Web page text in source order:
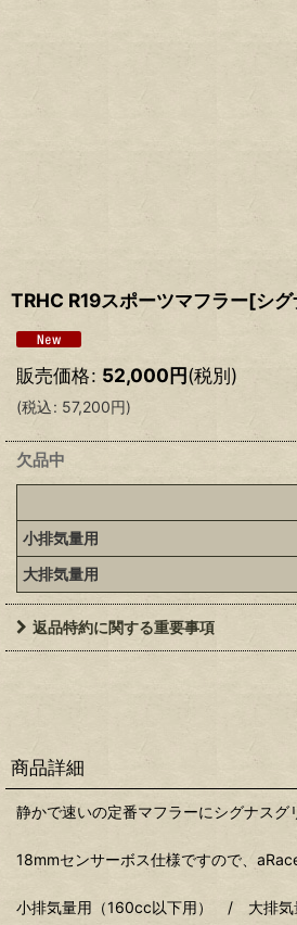
TRHC R19スポーツマフラー[シ
販売価格: 52,000円(税別)
(税込: 57,200円)
欠品中
小排気量用
大排気量用
返品特約に関する重要事項
商品詳細
静かで速いの定番マフラーにシグナスグ
18mmセンサーボス仕様ですので、
小排気量用（160cc以下用） / 大排気